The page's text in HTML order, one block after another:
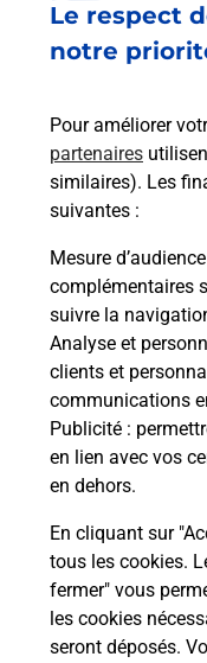
Le respect
notre
Pour améliorer
partenaires
similaires). Les
suivantes :
Mesure d’audience
complémentaires
suivre la
Analyse et
clients et
communications
Publicité :
en lien avec vos
en dehors.
En cliquant sur
tous les cookies.
fermer" vous
les cookies
seront déposés.
Est-il possible
emballage
Comment
modification
Comment La
à votre
Puis-je
avec La Poste
conditions ?
Localiser Liste Lot-